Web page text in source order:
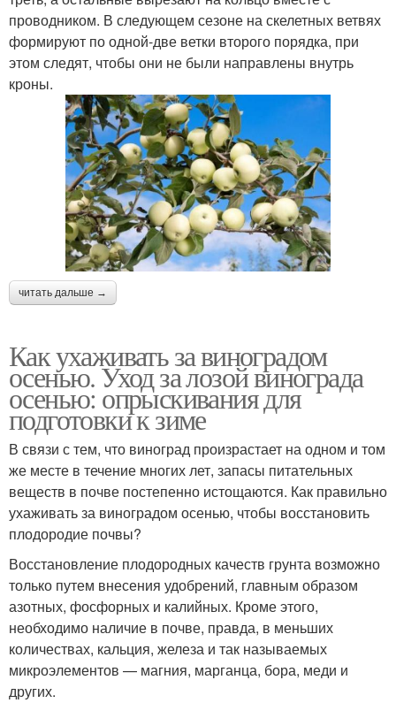
проводником. В следующем сезоне на скелетных ветвях
формируют по одной-две ветки второго порядка, при
этом следят, чтобы они не были направлены внутрь
кроны.
читать дальше →
Как ухаживать за виноградом
осенью. Уход за лозой винограда
осенью: опрыскивания для
подготовки к зиме
В связи с тем, что виноград произрастает на одном и том
же месте в течение многих лет, запасы питательных
веществ в почве постепенно истощаются. Как правильно
ухаживать за виноградом осенью, чтобы восстановить
плодородие почвы?
Восстановление плодородных качеств грунта возможно
только путем внесения удобрений, главным образом
азотных, фосфорных и калийных. Кроме этого,
необходимо наличие в почве, правда, в меньших
количествах, кальция, железа и так называемых
микроэлементов — магния, марганца, бора, меди и
других.